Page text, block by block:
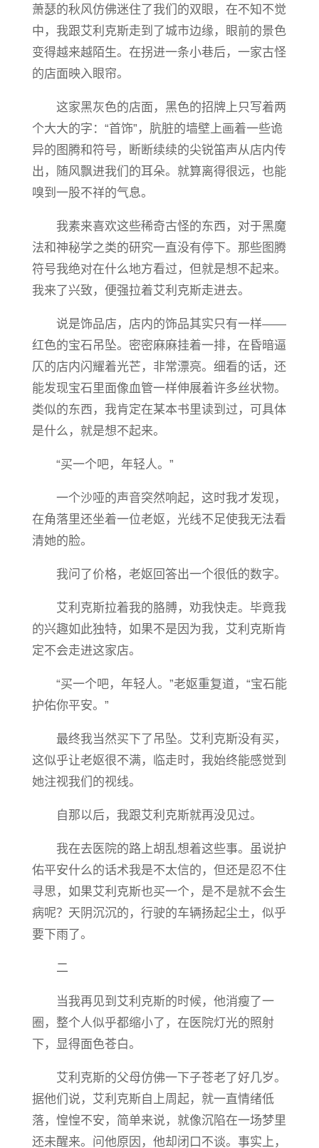
萧瑟的秋风仿佛迷住了我们的双眼，在不知不觉
中，我跟艾利克斯走到了城市边缘，眼前的景色
变得越来越陌生。在拐进一条小巷后，一家古怪
的店面映入眼帘。
这家黑灰色的店面，黑色的招牌上只写着两
个大大的字：“首饰”，肮脏的墙壁上画着一些诡
异的图腾和符号，断断续续的尖锐笛声从店内传
出，随风飘进我们的耳朵。就算离得很远，也能
嗅到一股不祥的气息。
我素来喜欢这些稀奇古怪的东西，对于黑魔
法和神秘学之类的研究一直没有停下。那些图腾
符号我绝对在什么地方看过，但就是想不起来。
我来了兴致，便强拉着艾利克斯走进去。
说是饰品店，店内的饰品其实只有一样——
红色的宝石吊坠。密密麻麻挂着一排，在昏暗逼
仄的店内闪耀着光芒，非常漂亮。细看的话，还
能发现宝石里面像血管一样伸展着许多丝状物。
类似的东西，我肯定在某本书里读到过，可具体
是什么，就是想不起来。
“买一个吧，年轻人。”
一个沙哑的声音突然响起，这时我才发现，
在角落里还坐着一位老妪，光线不足使我无法看
清她的脸。
我问了价格，老妪回答出一个很低的数字。
艾利克斯拉着我的胳膊，劝我快走。毕竟我
的兴趣如此独特，如果不是因为我，艾利克斯肯
定不会走进这家店。
“买一个吧，年轻人。”老妪重复道，“宝石能
护佑你平安。”
最终我当然买下了吊坠。艾利克斯没有买，
这似乎让老妪很不满，临走时，我始终能感觉到
她注视我们的视线。
自那以后，我跟艾利克斯就再没见过。
我在去医院的路上胡乱想着这些事。虽说护
佑平安什么的话术我是不太信的，但还是忍不住
寻思，如果艾利克斯也买一个，是不是就不会生
病呢？天阴沉沉的，行驶的车辆扬起尘土，似乎
要下雨了。
二
当我再见到艾利克斯的时候，他消瘦了一
圈，整个人似乎都缩小了，在医院灯光的照射
下，显得面色苍白。
艾利克斯的父母仿佛一下子苍老了好几岁。
据他们说，艾利克斯自上周起，就一直情绪低
落，惶惶不安，简单来说，就像沉陷在一场梦里
还未醒来。问他原因，他却闭口不谈。事实上，